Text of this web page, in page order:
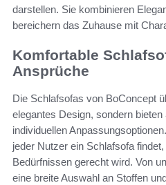
darstellen. Sie kombinieren
bereichern das Zuhause mit
Komfortable
Ansprüche
Die Schlafsofas von BoConcept
elegantes Design, sondern
individuellen
jeder Nutzer ein Schlafsofa
Bedürfnissen gerecht wird. Von
eine breite Auswahl an Stoffen